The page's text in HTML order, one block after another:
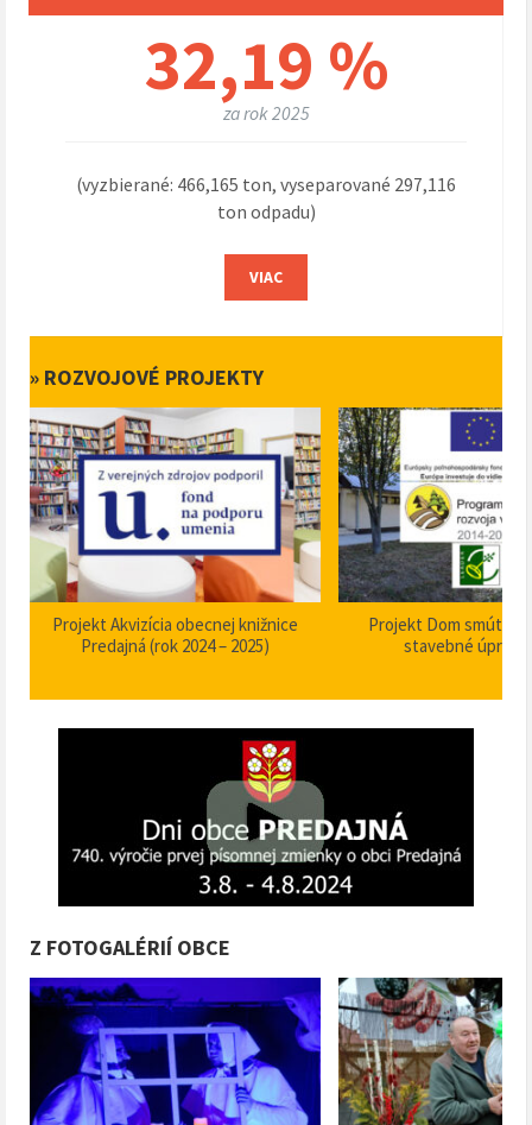
32,19 %
za rok 2025
(vyzbierané: 466,165 ton, vyseparované 297,116
ton odpadu)
VIAC
» ROZVOJOVÉ PROJEKTY
Projekt Akvizícia obecnej knižnice
Predajná (rok 2024 – 2025)
Projekt Dom smútku
stavebné úpravy
Z FOTOGALÉRIÍ OBCE